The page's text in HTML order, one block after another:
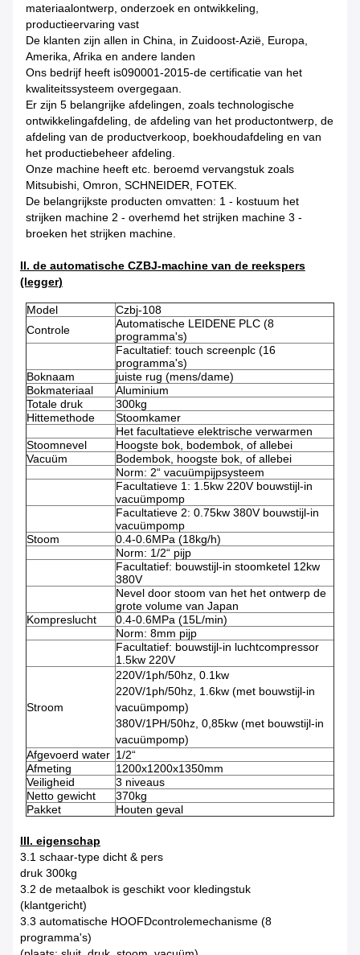
materiaalontwerp, onderzoek en ontwikkeling,
productieervaring vast
De klanten zijn allen in China, in Zuidoost-Azië, Europa,
Amerika, Afrika en andere landen
Ons bedrijf heeft is090001-2015-de certificatie van het
kwaliteitssysteem overgegaan.
Er zijn 5 belangrijke afdelingen, zoals technologische
ontwikkelingafdeling, de afdeling van het productontwerp, de
afdeling van de productverkoop, boekhoudafdeling en van
het productiebeheer afdeling.
Onze machine heeft etc. beroemd vervangstuk zoals
Mitsubishi, Omron, SCHNEIDER, FOTEK.
De belangrijkste producten omvatten: 1 - kostuum het
strijken machine 2 - overhemd het strijken machine 3 -
broeken het strijken machine.
II. de automatische CZBJ-machine van de reekspers
(legger)
Model
Czbj-108
Controle
Automatische LEIDENE PLC (8
programma's)
Facultatief: touch screenplc (16
programma's)
Boknaam
juiste rug (mens/dame)
Bokmateriaal
Aluminium
Totale druk
300kg
Hittemethode
Stoomkamer
Het facultatieve elektrische verwarmen
Stoomnevel
Hoogste bok, bodembok, of allebei
Vacuüm
Bodembok, hoogste bok, of allebei
Norm: 2“ vacuümpijpsysteem
Facultatieve 1: 1.5kw 220V bouwstijl-in
vacuümpomp
Facultatieve 2: 0.75kw 380V bouwstijl-in
vacuümpomp
Stoom
0.4-0.6MPa (18kg/h)
Norm: 1/2“ pijp
Facultatief: bouwstijl-in stoomketel 12kw
380V
Nevel door stoom van het het ontwerp de
grote volume van Japan
Kompreslucht
0.4-0.6MPa (15L/min)
Norm: 8mm pijp
Facultatief: bouwstijl-in luchtcompressor
1.5kw 220V
Stroom
220V/1ph/50hz, 0.1kw
220V/1ph/50hz, 1.6kw (met bouwstijl-in
vacuümpomp)
380V/1PH/50hz, 0,85kw (met bouwstijl-in
vacuümpomp)
Afgevoerd water 1/2“
Afmeting
1200x1200x1350mm
Veiligheid
3 niveaus
Netto gewicht
370kg
Pakket
Houten geval
III. eigenschap
3.1 schaar-type dicht & pers
druk 300kg
3.2 de metaalbok is geschikt voor kledingstuk
(klantgericht)
3.3 automatische HOOFDcontrolemechanisme (8
programma's)